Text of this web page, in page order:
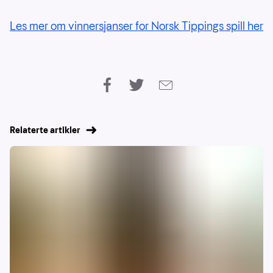
Les mer om vinnersjanser for Norsk Tippings spill her
Relaterte artikler